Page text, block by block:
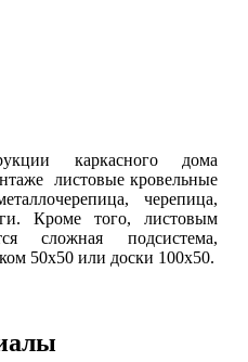
каркасного дома
листовые кровельные
черепица,
Кроме того, листовым
сложная подсистема,
50х50 или доски 100х50.